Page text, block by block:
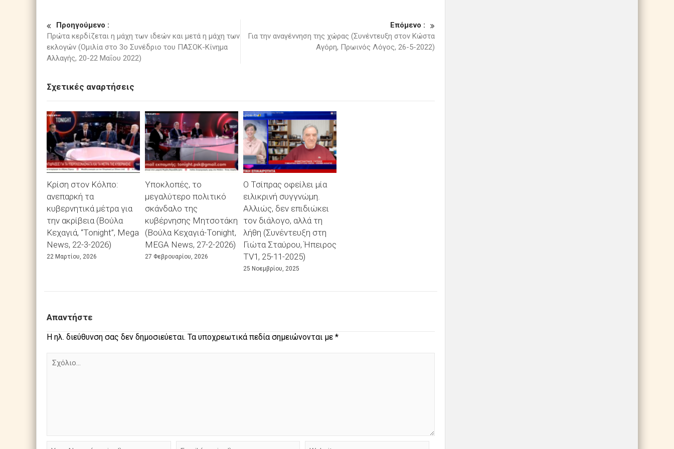
Προηγούμενο :
Πρώτα κερδίζεται η μάχη των ιδεών και μετά η μάχη των
εκλογών (Ομιλία στο 3ο Συνέδριο του ΠΑΣΟΚ-Κίνημα
Αλλαγής, 20-22 Μαΐου 2022)
Επόμενο :
Για την αναγέννηση της χώρας (Συνέντευξη στον Κώστα
Αγόρη, Πρωινός Λόγος, 26-5-2022)
Σχετικές αναρτήσεις
Κρίση στον Κόλπο:
ανεπαρκή τα
κυβερνητικά μέτρα για
την ακρίβεια (Βούλα
Κεχαγιά, “Tonight”, Mega
News, 22-3-2026)
22 Μαρτίου, 2026
Υποκλοπές, το
μεγαλύτερο πολιτικό
σκάνδαλο της
κυβέρνησης Μητσοτάκη
(Βούλα Κεχαγιά-Tonight,
MEGA News, 27-2-2026)
27 Φεβρουαρίου, 2026
Ο Τσίπρας οφείλει μία
ειλικρινή συγγνώμη.
Αλλιώς, δεν επιδιώκει
τον διάλογο, αλλά τη
λήθη (Συνέντευξη στη
Γιώτα Σταύρου, Ήπειρος
TV1, 25-11-2025)
25 Νοεμβρίου, 2025
Απαντήστε
Η ηλ. διεύθυνση σας δεν δημοσιεύεται. Τα υποχρεωτικά πεδία σημειώνονται με *